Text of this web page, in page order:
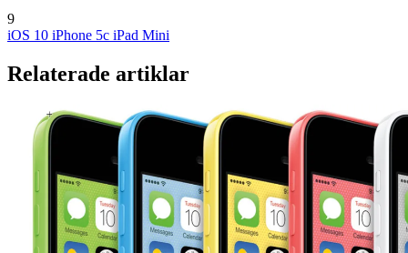
9
iOS 10 iPhone 5c iPad Mini
Relaterade artiklar